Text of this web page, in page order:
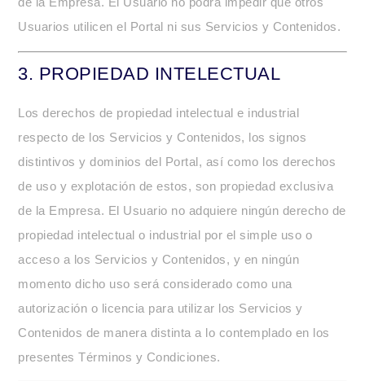
Usuarios utilicen el Portal ni sus Servicios y Contenidos.
3. PROPIEDAD INTELECTUAL
Los derechos de propiedad intelectual e industrial
respecto de los Servicios y Contenidos, los signos
distintivos y dominios del Portal, así como los derechos
de uso y explotación de estos, son propiedad exclusiva
de la Empresa. El Usuario no adquiere ningún derecho de
propiedad intelectual o industrial por el simple uso o
acceso a los Servicios y Contenidos, y en ningún
momento dicho uso será considerado como una
autorización o licencia para utilizar los Servicios y
Contenidos de manera distinta a lo contemplado en los
presentes Términos y Condiciones.